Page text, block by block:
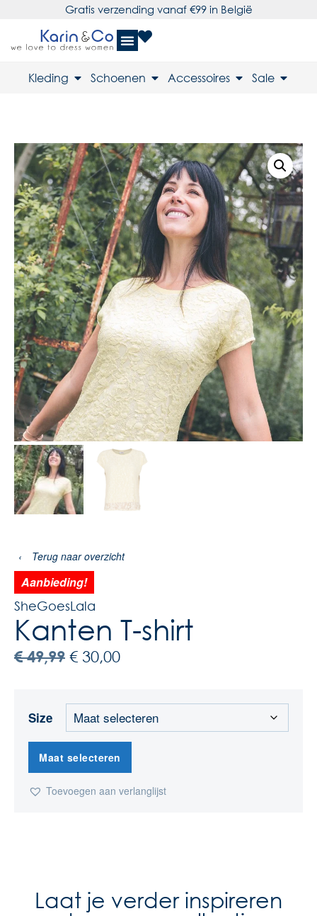
Gratis verzending vanaf €99 in België
Kleding Schoenen Accessoires Sale
‹ Terug naar overzicht
Aanbieding!
SheGoesLala
Kanten T-shirt
€49,99 € 30,00
Size
Maat selecteren
Toevoegen aan verlanglijst
Laat je verder inspireren